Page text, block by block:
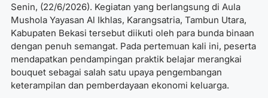
Senin, (22/6/2026). Kegiatan yang berlangsung di Aula
Mushola Yayasan Al Ikhlas, Karangsatria, Tambun Utara,
Kabupaten Bekasi tersebut diikuti oleh para bunda binaan
dengan penuh semangat. Pada pertemuan kali ini, peserta
mendapatkan pendampingan praktik belajar merangkai
bouquet sebagai salah satu upaya pengembangan
keterampilan dan pemberdayaan ekonomi keluarga.